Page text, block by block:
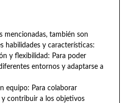
mencionadas, también son
habilidades y características:
y flexibilidad: Para poder
entornos y adaptarse a
equipo: Para colaborar
y contribuir a los objetivos